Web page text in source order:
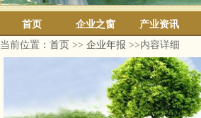
首页 企业之窗 产业资讯
当前位置： 首页 >> 企业年报 >>内容详细